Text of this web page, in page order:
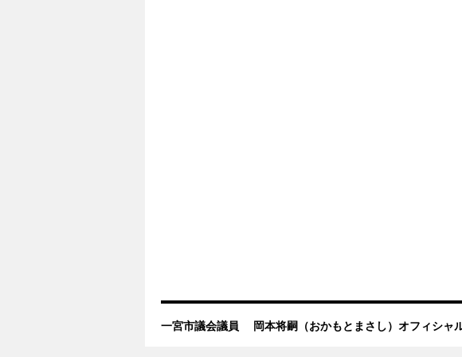
一宮市議会議員 岡本将嗣（おかもとまさし）オフィシャ